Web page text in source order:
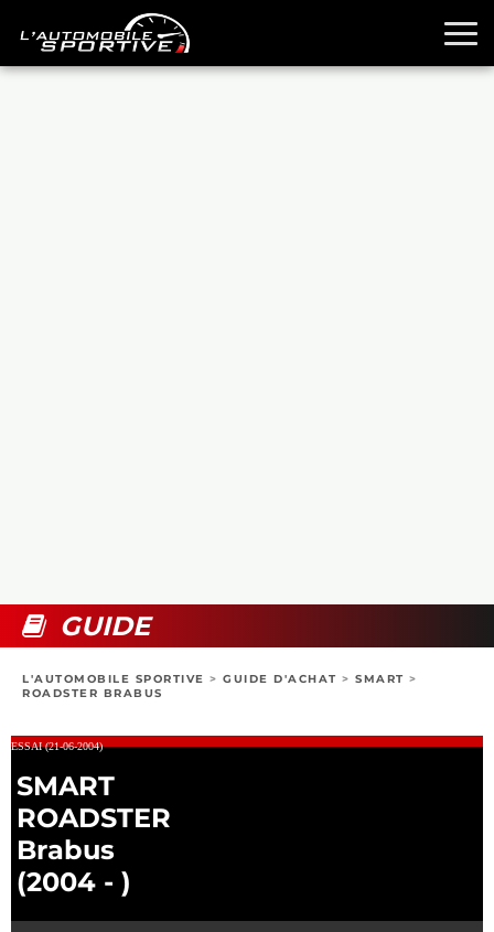
BOUTIQUE
GUIDE
L'AUTOMOBILE SPORTIVE > GUIDE D'ACHAT > SMART >
ROADSTER BRABUS
ESSAI (21-06-2004)
SMART
ROADSTER
Brabus
(2004 - )